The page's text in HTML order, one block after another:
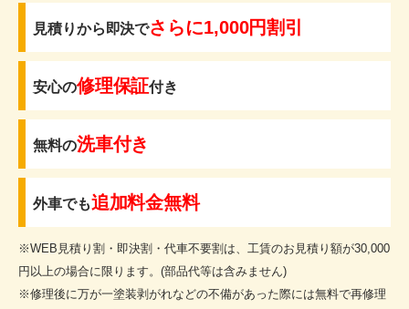
見積りから即決でさらに1,000円割引
安心の修理保証付き
無料の洗車付き
外車でも追加料金無料
※WEB見積り割・即決割・代車不要割は、工賃のお見積り額が30,000
円以上の場合に限ります。(部品代等は含みません)
※修理後に万が一塗装剥がれなどの不備があった際には無料で再修理